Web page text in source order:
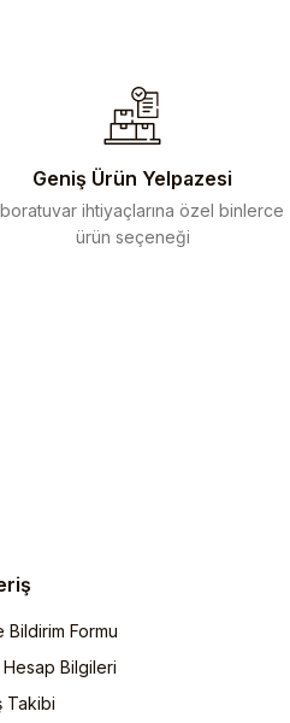
Geniş Ürün Yelpazesi
ihtiyaçlarına özel binlerce
ürün seçeneği
Bildirim Formu
Bilgileri
Takibi